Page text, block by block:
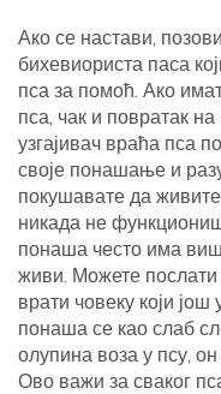
Ако се настави,
бихевиориста паса
пса за помоћ. Ако
пса, чак и повратак
узгајивач враћа пса
своје понашање и
покушавате да
никада не
понаша често има
живи. Можете послати
врати човеку који још
понаша се као слаб
олупина воза у псу,
Ово важи за сваког